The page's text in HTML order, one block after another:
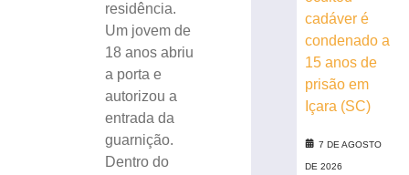
residência.
Um jovem de
18 anos abriu
a porta e
autorizou a
entrada da
guarnição.
Dentro do
agosto
7 DE AGOSTO
DE 2026